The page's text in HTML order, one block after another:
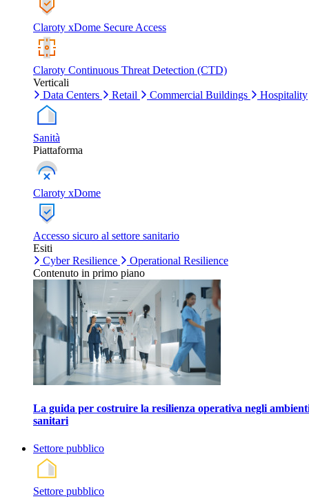
Claroty xDome Secure Access
Claroty Continuous Threat Detection (CTD)
Verticali
Data Centers
Retail Commercial Buildings Hospitality
Sanità
Piattaforma
Claroty xDome
Accesso sicuro al settore sanitario
Esiti
Cyber Resilience
Operational Resilience
Contenuto in primo piano
La guida per costruire la resilienza operativa negli
sanitari
Settore pubblico
Settore pubblico